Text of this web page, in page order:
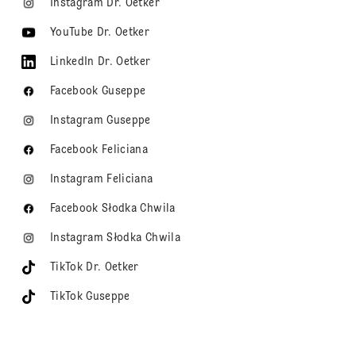
Instagram Dr. Oetker
YouTube Dr. Oetker
LinkedIn Dr. Oetker
Facebook Guseppe
Instagram Guseppe
Facebook Feliciana
Instagram Feliciana
Facebook Słodka Chwila
Instagram Słodka Chwila
TikTok Dr. Oetker
TikTok Guseppe